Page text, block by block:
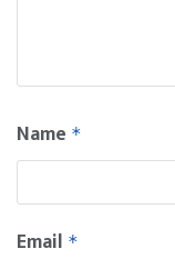
Name *
Email *